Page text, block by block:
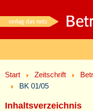
Start Zeitschrift
BK 01/05
Inhaltsverzeichnis